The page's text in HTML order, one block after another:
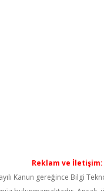
Reklam ve İletişim:
Kanun gereğince Bilgi